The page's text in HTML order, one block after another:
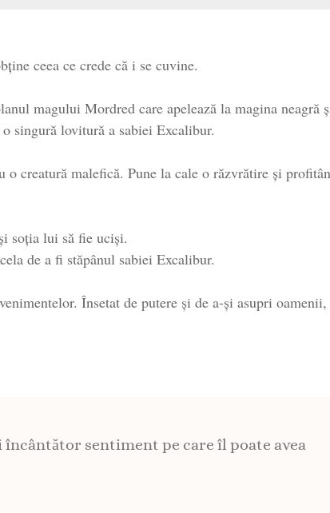
ceea ce crede că i se cuvine.
magului Mordred care apelează la magina neagră
singură lovitură a sabiei Excalibur.
creatură malefică. Pune la cale o răzvrătire și
soția lui să fie uciși.
de a fi stăpânul sabiei Excalibur.
Însetat de putere și de a-și asupri oamenii,
sentiment pe care îl poate avea